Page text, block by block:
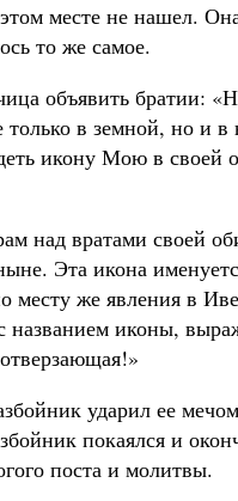
месте не нашел.
то же самое.
объявить братии:
в земной, но и в
икону Мою в своей
над вратами своей
Эта икона
месту же явления в
названием иконы,
ударил ее
покаялся и
поста и молитвы.